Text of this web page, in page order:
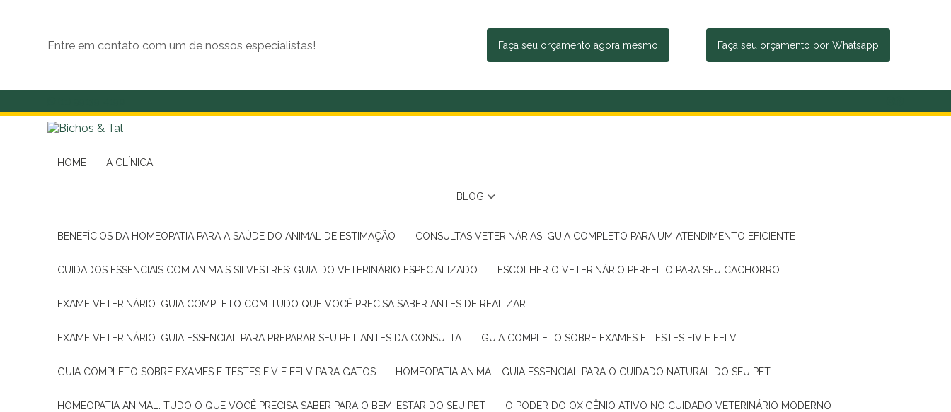
Entre em contato com um de nossos especialistas! Faça seu orçamento agora mesmo Faça seu orçamento por Whatsapp
HOME A CLÍNICA
BLOG
BENEFÍCIOS DA HOMEOPATIA PARA A SAÚDE DO ANIMAL DE ESTIMAÇÃO CONSULTAS VETERINÁRIAS: GUIA COMPLETO PARA UM ATENDIMENTO EFICIENTE
CUIDADOS ESSENCIAIS COM ANIMAIS SILVESTRES: GUIA DO VETERINÁRIO ESPECIALIZADO ESCOLHER O VETERINÁRIO PERFEITO PARA SEU CACHORRO
EXAME VETERINÁRIO: GUIA COMPLETO COM TUDO QUE VOCÊ PRECISA SABER ANTES DE REALIZAR
EXAME VETERINÁRIO: GUIA ESSENCIAL PARA PREPARAR SEU PET ANTES DA CONSULTA GUIA COMPLETO SOBRE EXAMES E TESTES FIV E FELV
GUIA COMPLETO SOBRE EXAMES E TESTES FIV E FELV PARA GATOS HOMEOPATIA ANIMAL: GUIA ESSENCIAL PARA O CUIDADO NATURAL DO SEU PET
HOMEOPATIA ANIMAL: TUDO O QUE VOCÊ PRECISA SABER PARA O BEM-ESTAR DO SEU PET O PODER DO OXIGÊNIO ATIVO NO CUIDADO VETERINÁRIO MODERNO